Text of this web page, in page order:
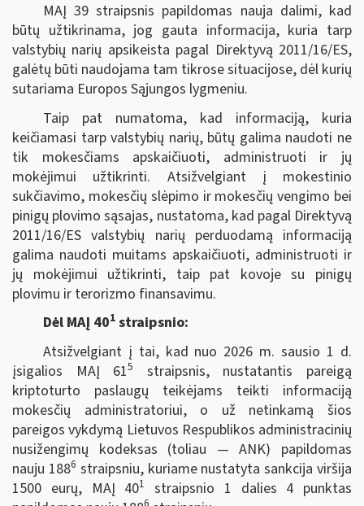
MAĮ 39 straipsnis papildomas nauja dalimi, kad
būtų užtikrinama, jog gauta informacija, kuria tarp
valstybių narių apsikeista pagal Direktyvą 2011/16/ES,
galėtų būti naudojama tam tikrose situacijose, dėl kurių
sutariama Europos Sąjungos lygmeniu.
Taip pat numatoma, kad informaciją, kuria
keičiamasi tarp valstybių narių, būtų galima naudoti ne
tik mokesčiams apskaičiuoti, administruoti ir jų
mokėjimui užtikrinti. Atsižvelgiant į mokestinio
sukčiavimo, mokesčių slėpimo ir mokesčių vengimo bei
pinigų plovimo sąsajas, nustatoma, kad pagal Direktyvą
2011/16/ES valstybių narių perduodamą informaciją
galima naudoti muitams apskaičiuoti, administruoti ir
jų mokėjimui užtikrinti, taip pat kovoje su pinigų
plovimu ir terorizmo finansavimu.
Dėl MAĮ 401straipsnio:
Atsižvelgiant į tai, kad nuo 2026 m. sausio 1 d.
įsigalios MAĮ 615
straipsnis, nustatantis pareigą
kriptoturto paslaugų teikėjams teikti informaciją
mokesčių administratoriui, o už netinkamą šios
pareigos vykdymą Lietuvos Respublikos administracinių
nusižengimų kodeksas (toliau — ANK) papildomas
nauju 1886 straipsniu, kuriame nustatyta sankcija viršija
1500 eurų, MAĮ 401
straipsnio 1 dalies 4 punktas